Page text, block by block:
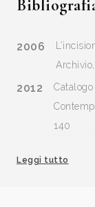
2006
2012
140
Leggi tutto